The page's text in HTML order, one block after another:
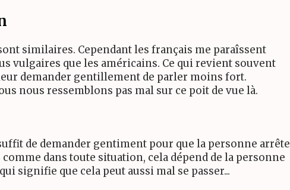
similaires. Cependant les français me paraîssent
vulgaires que les américains. Ce qui revient souvent
demander gentillement de parler moins fort.
nous ressemblons pas mal sur ce poit de vue là.
de demander gentiment pour que la personne arrête
comme dans toute situation, cela dépend de la personne
signifie que cela peut aussi mal se passer...